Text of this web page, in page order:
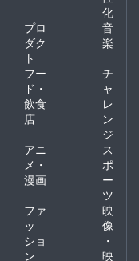
化
プロ
ダク
ト
音
楽
フー
ド・
飲食
店
チ
ャ
レ
ン
ジ
アニ
メ・
漫画
ス
ポ
ー
ツ
ファ
ッ
ショ
ン
映
像
・
映